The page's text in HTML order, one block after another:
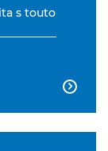
s touto
